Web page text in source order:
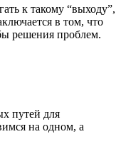
к такому “выходу”,
в том, что
решения проблем.
путей для
на одном, а